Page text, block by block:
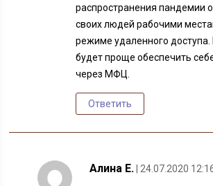
распространения пандемии
своих людей рабочими
режиме удаленного
будет проще обеспечить
через МФЦ.
Ответить
Алина Е. | 24.07.2020